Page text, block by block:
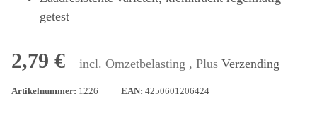
getest
2,79 € incl. Omzetbelasting , Plus Verzending
Artikelnummer: 1226 EAN: 4250601206424